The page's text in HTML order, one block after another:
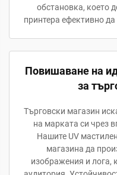
обстановка, което
принтера ефективно
Повишаване на
за
Търговски магазин
на марката си чрез
Нашите UV
магазина да
изображения и лога,